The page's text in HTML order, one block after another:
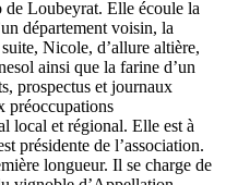
de Loubeyrat. Elle écoule la
département voisin, la
Nicole, d’allure altière,
ainsi que la farine d’un
prospectus et journaux
préoccupations
local et régional. Elle est à
présidente de l’association.
longueur. Il se charge de